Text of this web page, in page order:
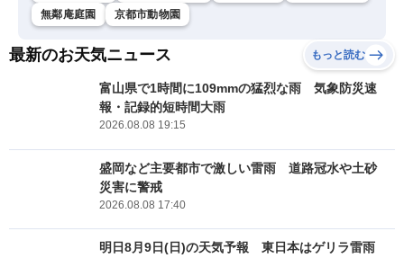
無鄰庵庭園
京都市動物園
最新のお天気ニュース もっと読む
富山県で1時間に109mmの猛烈な雨 気象防災速
報・記録的短時間大雨
2026.08.08 19:15
盛岡など主要都市で激しい雷雨 道路冠水や土砂
災害に警戒
2026.08.08 17:40
明日8月9日(日)の天気予報 東日本はゲリラ雷雨